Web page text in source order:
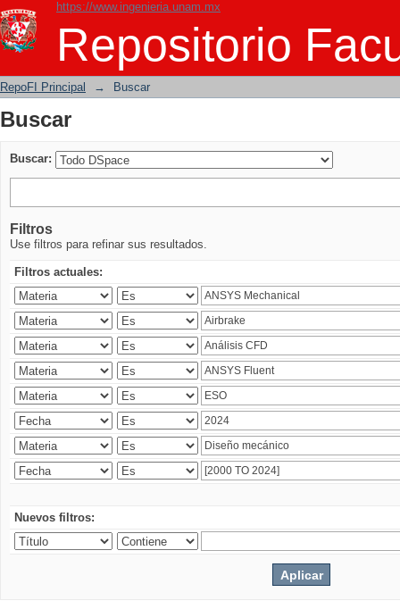
https://www.ingenieria.unam.mx
Repositorio
Buscar
RepoFI Principal → Buscar
Buscar
Buscar:
Filtros
Use filtros para refinar sus resultados.
Filtros actuales:
Nuevos filtros: